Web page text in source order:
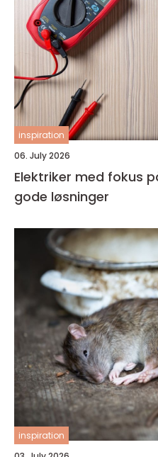
inspiration
06. July 2026
Elektriker med fokus
gode løsninger
inspiration